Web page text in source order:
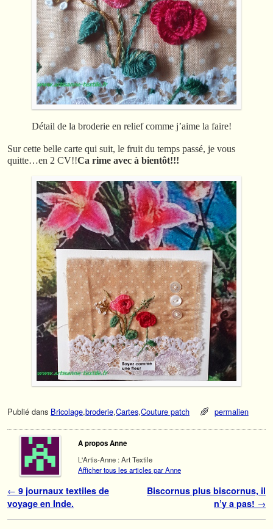
Détail de la broderie en relief comme j’aime la faire!
Sur cette belle carte qui suit, le fruit du temps passé, je vous
quitte…en 2 CV!!Ca rime avec à bientôt!!!
Publié dans Bricolage,broderie,Cartes,Couture patch permalien
A propos Anne
L'Artis-Anne : Art Textile
Afficher tous les articles par Anne
Navigation des articles
← 9 journaux textiles de
voyage en Inde.
Biscornus plus biscornus, il
n’y a pas! →